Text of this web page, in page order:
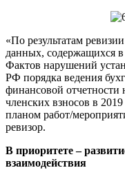
«По результатам
данных, содержащихся
Фактов нарушений
РФ порядка ведения
финансовой отчетности
членских взносов в
планом работ/
ревизор.
В приоритете –
взаимодействия